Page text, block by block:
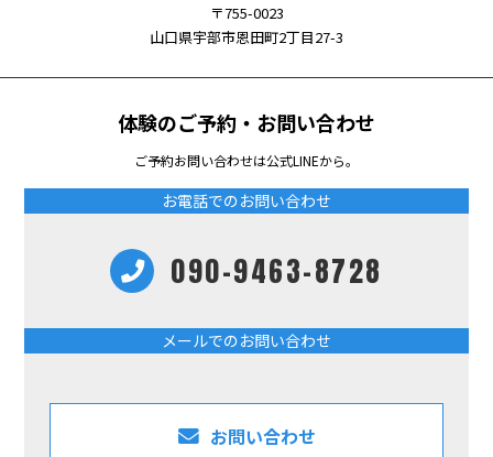
〒755-0023
山口県宇部市恩田町2丁目27-3
体験のご予約・お問い合わせ
ご予約お問い合わせは公式LINEから。
お電話でのお問い合わせ
090-9463-8728
メールでのお問い合わせ
お問い合わせ